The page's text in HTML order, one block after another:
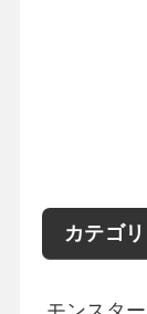
カテゴ